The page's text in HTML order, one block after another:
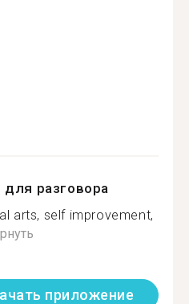
разговора
arts, self improvement,
приложение